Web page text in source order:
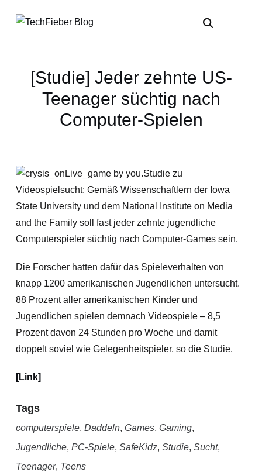
[Studie] Jeder zehnte US-
Teenager süchtig nach
Computer-Spielen
Studie zu
Videospielsucht: Gemäß Wissenschaftlern der Iowa
State University und dem National Institute on Media
and the Family soll fast jeder zehnte jugendliche
Computerspieler süchtig nach Computer-Games sein.
Die Forscher hatten dafür das Spieleverhalten von
knapp 1200 amerikanischen Jugendlichen untersucht.
88 Prozent aller amerikanischen Kinder und
Jugendlichen spielen demnach Videospiele – 8,5
Prozent davon 24 Stunden pro Woche und damit
doppelt soviel wie Gelegenheitspieler, so die Studie.
[Link]
Tags
computerspiele, Daddeln, Games, Gaming,
Jugendliche, PC-Spiele, SafeKidz, Studie, Sucht,
Teenager, Teens